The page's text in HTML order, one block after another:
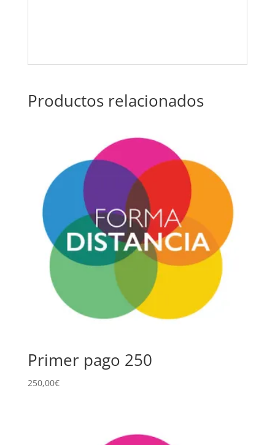
Productos relacionados
Primer pago 250
250,00€